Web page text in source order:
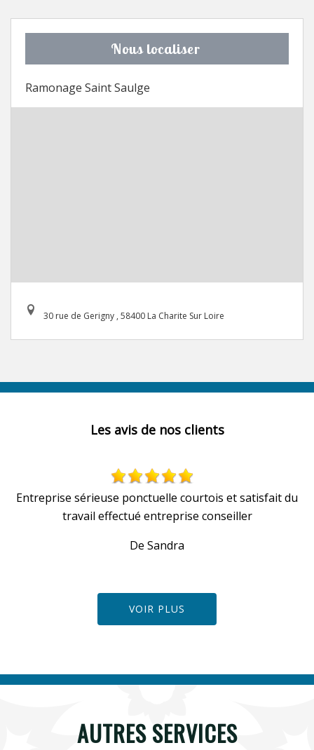
Nous localiser
Ramonage Saint Saulge
30 rue de Gerigny , 58400 La Charite Sur Loire
Les avis de nos clients
Entreprise sérieuse ponctuelle courtois et satisfait du
travail effectué entreprise conseiller
De Sandra
VOIR PLUS
AUTRES SERVICES